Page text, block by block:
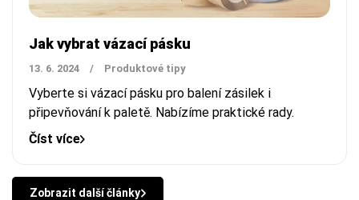
Jak vybrat vázací pásku
13. 6. 2024 / Produktové tipy
Vyberte si vázací pásku pro balení zásilek i
připevňování k paletě. Nabízíme praktické rady.
Číst více
Zobrazit další články